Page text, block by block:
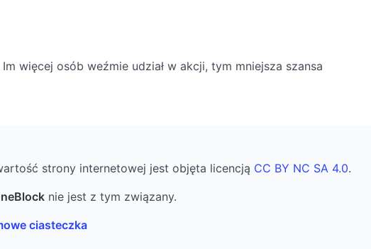
więcej osób weźmie udział w akcji, tym mniejsza szansa
strony internetowej jest objęta licencją CC BY NC SA 4.0.
nie jest z tym związany.
ciasteczka